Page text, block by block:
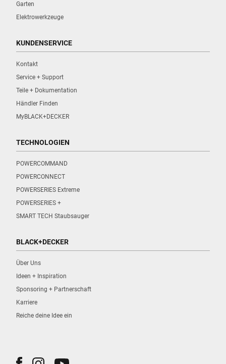
Garten
Elektrowerkzeuge
KUNDENSERVICE
Kontakt
Service + Support
Teile + Dokumentation
Händler Finden
MyBLACK+DECKER
TECHNOLOGIEN
POWERCOMMAND
POWERCONNECT
POWERSERIES Extreme
POWERSERIES +
SMART TECH Staubsauger
BLACK+DECKER
Über Uns
Ideen + Inspiration
Sponsoring + Partnerschaft
Karriere
Reiche deine Idee ein